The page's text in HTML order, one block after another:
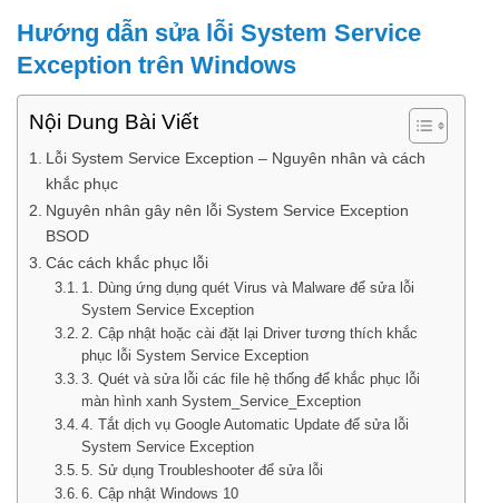
Hướng dẫn sửa lỗi System Service
Exception trên Windows
Nội Dung Bài Viết
Lỗi System Service Exception – Nguyên nhân và cách
khắc phục
Nguyên nhân gây nên lỗi System Service Exception
BSOD
Các cách khắc phục lỗi
1. Dùng ứng dụng quét Virus và Malware để sửa lỗi
System Service Exception
2. Cập nhật hoặc cài đặt lại Driver tương thích khắc
phục lỗi System Service Exception
3. Quét và sửa lỗi các file hệ thống để khắc phục lỗi
màn hình xanh System_Service_Exception
4. Tắt dịch vụ Google Automatic Update để sửa lỗi
System Service Exception
5. Sử dụng Troubleshooter để sửa lỗi
6. Cập nhật Windows 10